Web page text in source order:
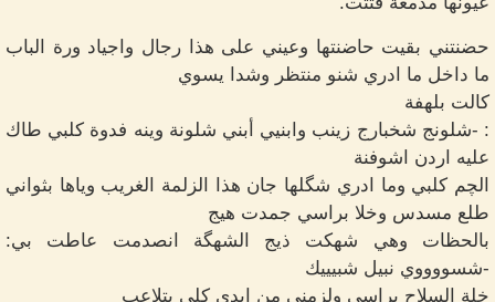
حضنتني بقيت حاضنتها وعيني على هذا رجال واجياد ورة الباب
ما داخل ما ادري شنو منتظر وشدا يسوي
كالت بلهفة
: -شلونج شخبارج زينب وابنيي أبني شلونة وينه فدوة كلبي طاك
عليه اردن اشوفنة
الچم كلبي وما ادري شگلها جان هذا الزلمة الغريب وياها بثواني
طلع مسدس وخلا براسي جمدت هيج
بالحظات وهي شهكت ذيج الشهگة انصدمت عاطت بي:
-شسووووي نبيل شبيييك
خلة السلاح براسي ولزمني من ايدي كلي بتلاعب